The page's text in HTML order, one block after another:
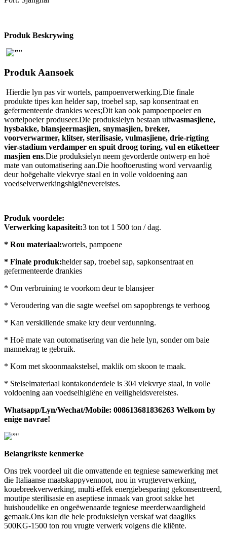
Produk Beskrywing
Produk Aansoek
Hierdie lyn pas vir wortels, pampoenverwerking.Die finale
produkte tipes kan helder sap, troebel sap, sap konsentraat en
gefermenteerde drankies wees;Dit kan ook pampoenpoeier en
wortelpoeier produseer.Die produksielyn bestaan ​​uitwasmasjiene,
hysbakke, blansjeermasjien, snymasjien, breker,
voorverwarmer, klitser, sterilisasie, vulmasjiene, drie-rigting
vier-stadium verdamper en spuit droog toring, vul en etiketteer
masjien ens.Die produksielyn neem gevorderde ontwerp en hoë
mate van outomatisering aan.Die hooftoerusting word vervaardig
deur hoëgehalte vlekvrye staal en in volle voldoening aan
voedselverwerkingshigiënevereistes.
Produk voordele:
Verwerking kapasiteit:3 ton tot 1 500 ton / dag.
* Rou materiaal:wortels, pampoene
* Finale produk:helder sap, troebel sap, sapkonsentraat en
gefermenteerde drankies
* Om verbruining te voorkom deur te blansjeer
* Veroudering van die sagte weefsel om sapopbrengs te verhoog
* Kan verskillende smake kry deur verdunning.
* Hoë mate van outomatisering van die hele lyn, sonder om baie
mannekrag te gebruik.
* Kom met skoonmaakstelsel, maklik om skoon te maak.
* Stelselmateriaal kontakonderdele is 304 vlekvrye staal, in volle
voldoening aan voedselhigiëne en veiligheidsvereistes.
Whatsapp/Lyn/Wechat/Mobile: 008613681836263 Welkom by
enige navrae!
Belangrikste kenmerke
Ons trek voordeel uit die omvattende en tegniese samewerking met
die Italiaanse maatskappyvennoot, nou in vrugteverwerking,
kouebreekverwerking, multi-effek energiebesparing gekonsentreerd,
moutipe sterilisasie en aseptiese inmaak van groot sakke het
huishoudelike en ongeëwenaarde tegniese meerderwaardigheid
gemaak.Ons kan die hele produksielyn verskaf wat daagliks
500KG-1500 ton rou vrugte verwerk volgens die kliënte.